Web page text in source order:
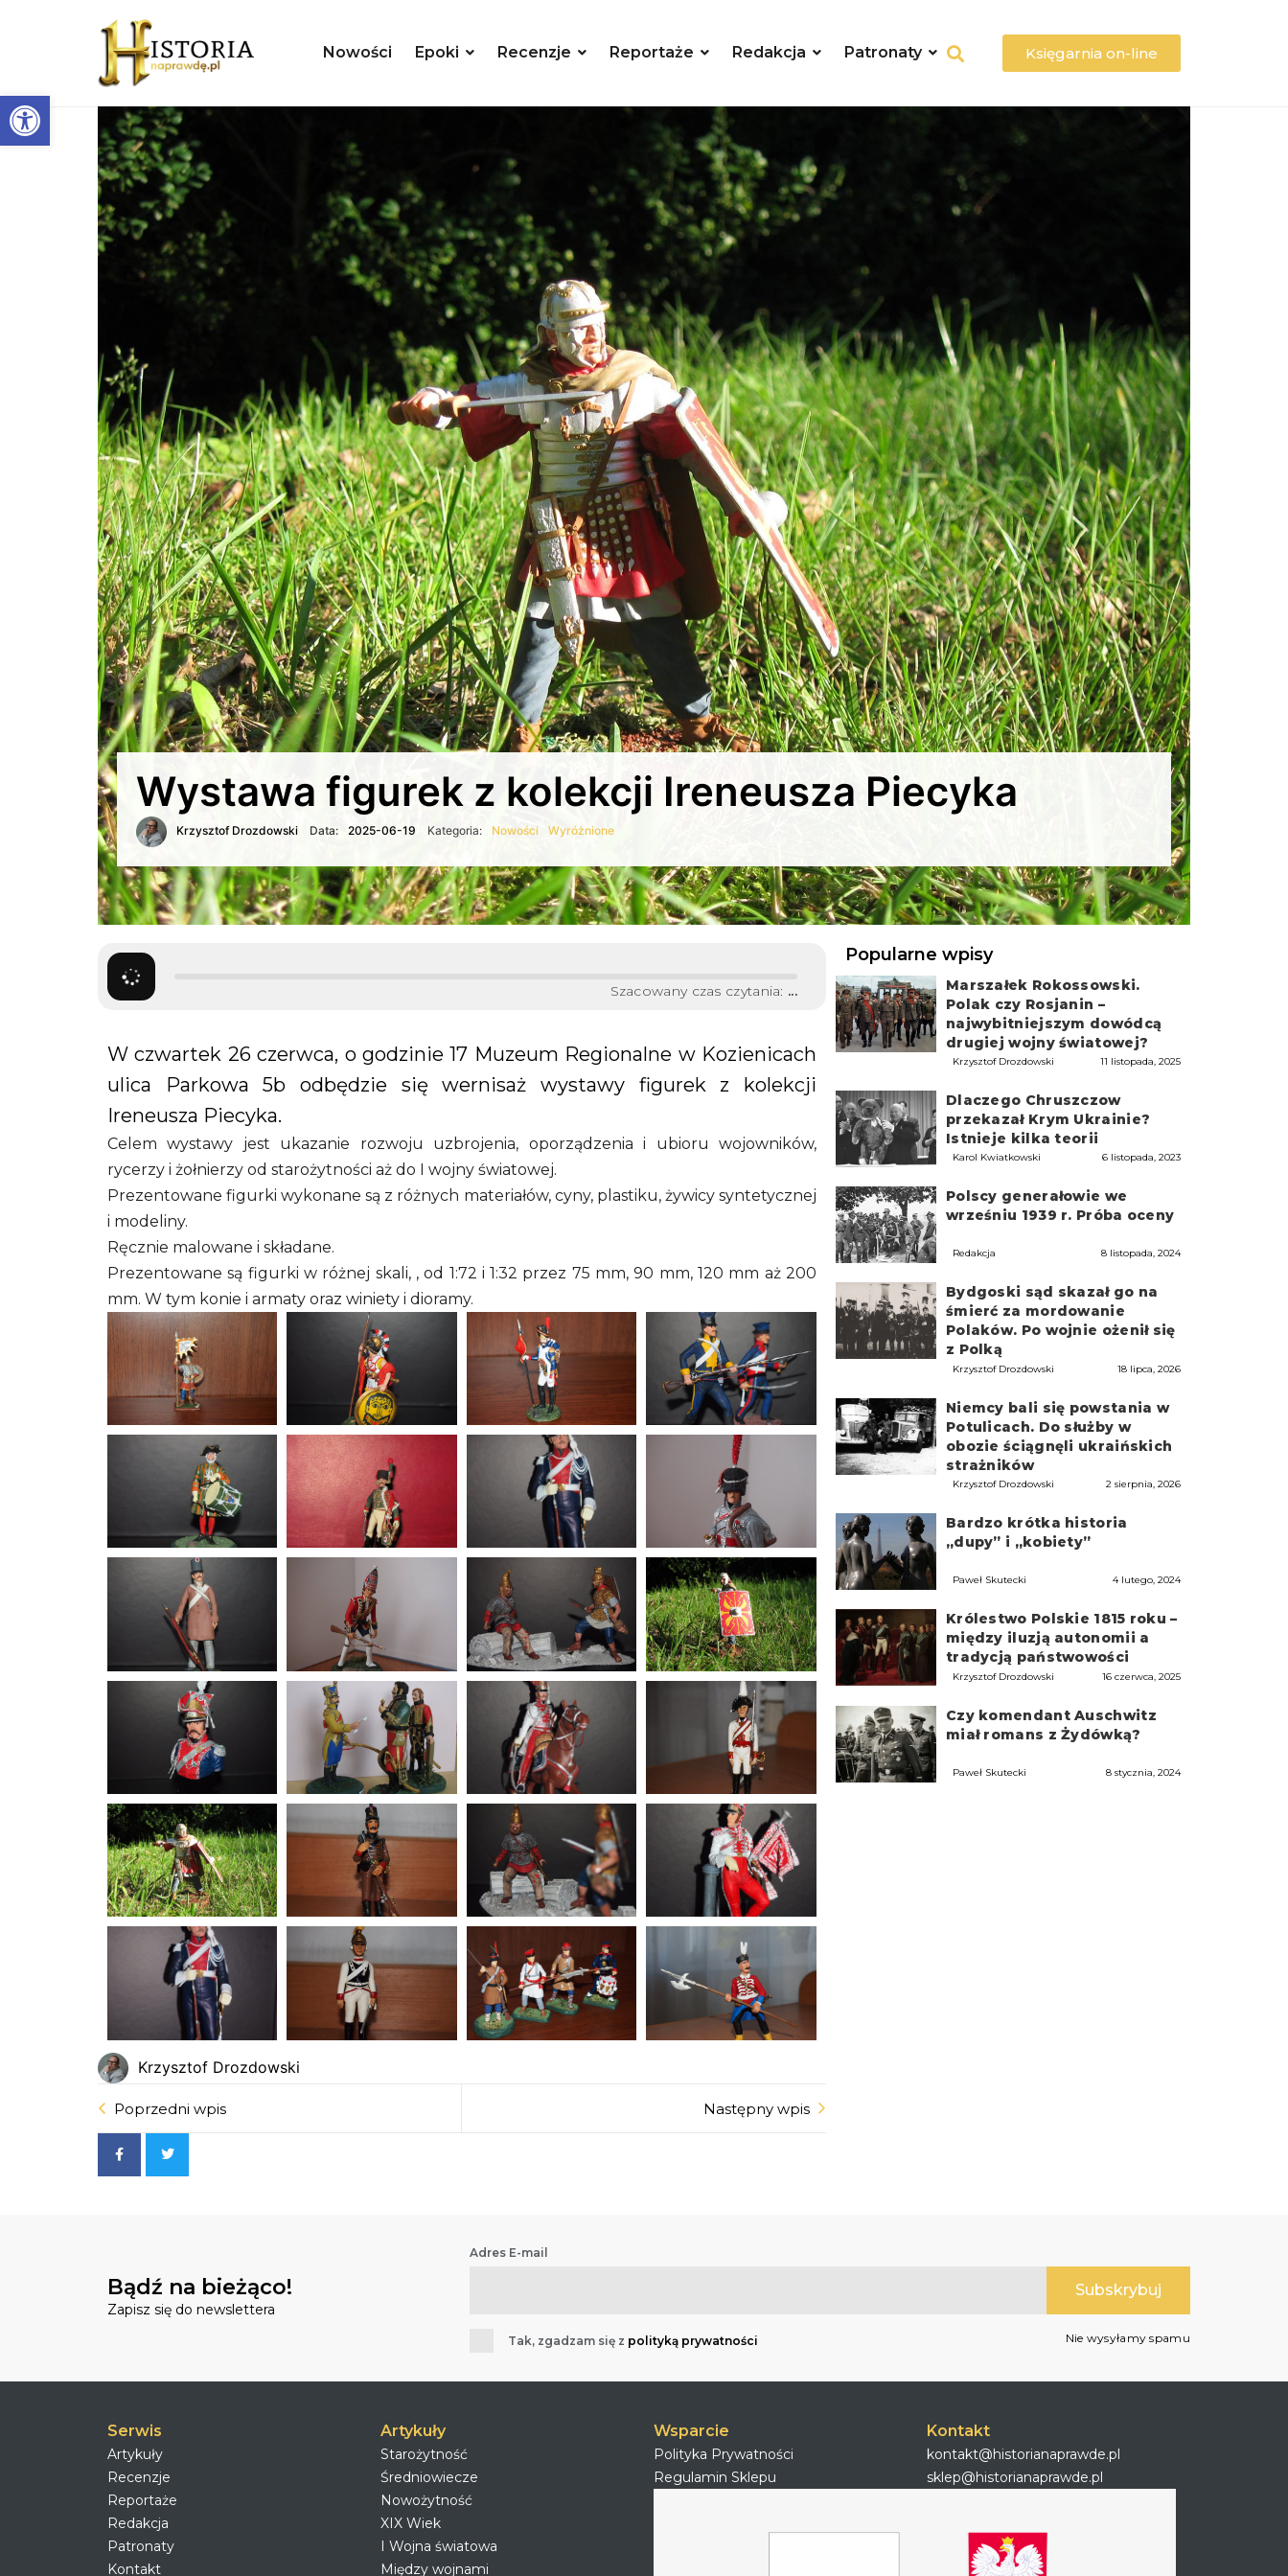
Otwórz pasek narzędzi
Nowości Epoki Recenzje Reportaże Redakcja Patronaty Księgarnia on-line
Wystawa figurek z kolekcji Ireneusza Piecyka
Krzysztof Drozdowski Data: 2025-06-19 Kategoria: Nowości Wyróżnione
Szacowany czas czytania: ...
W czwartek 26 czerwca, o godzinie 17 Muzeum Regionalne w Kozienicach
ulica Parkowa 5b odbędzie się wernisaż wystawy figurek z kolekcji
Ireneusza Piecyka.
Celem wystawy jest ukazanie rozwoju uzbrojenia, oporządzenia i ubioru wojowników,
rycerzy i żołnierzy od starożytności aż do I wojny światowej.
Prezentowane figurki wykonane są z różnych materiałów, cyny, plastiku, żywicy syntetycznej
i modeliny.
Ręcznie malowane i składane.
Prezentowane są figurki w różnej skali, , od 1:72 i 1:32 przez 75 mm, 90 mm, 120 mm aż 200
mm. W tym konie i armaty oraz winiety i dioramy.
Krzysztof Drozdowski
Poprzedni wpis Następny wpis
Popularne wpisy
Marszałek Rokossowski.
Polak czy Rosjanin –
najwybitniejszym dowódcą
drugiej wojny światowej?
Krzysztof Drozdowski 11 listopada, 2025
Dlaczego Chruszczow
przekazał Krym Ukrainie?
Istnieje kilka teorii
Karol Kwiatkowski 6 listopada, 2023
Polscy generałowie we
wrześniu 1939 r. Próba oceny
Redakcja 8 listopada, 2024
Bydgoski sąd skazał go na
śmierć za mordowanie
Polaków. Po wojnie ożenił się
z Polką
Krzysztof Drozdowski 18 lipca, 2026
Niemcy bali się powstania w
Potulicach. Do służby w
obozie ściągnęli ukraińskich
strażników
Krzysztof Drozdowski 2 sierpnia, 2026
Bardzo krótka historia
„dupy” i „kobiety”
Paweł Skutecki 4 lutego, 2024
Królestwo Polskie 1815 roku –
między iluzją autonomii a
tradycją państwowości
Krzysztof Drozdowski 16 czerwca, 2025
Czy komendant Auschwitz
miał romans z Żydówką?
Paweł Skutecki 8 stycznia, 2024
Bądź na bieżąco!
Zapisz się do newslettera
Adres E-mail
Tak, zgadzam się z polityką prywatności Nie wysyłamy spamu
Serwis
Artykuły
Recenzje
Reportaże
Redakcja
Patronaty
Kontakt
Artykuły
Starożytność
Średniowiecze
Nowożytność
XIX Wiek
I Wojna światowa
Między wojnami
Wsparcie
Polityka Prywatności
Regulamin Sklepu
Kontakt
kontakt@historianaprawde.pl
sklep@historianaprawde.pl